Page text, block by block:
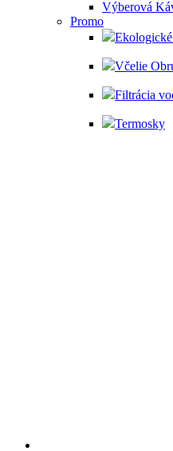
Výberová
Promo
Včelie
Filtrácia
Termosky